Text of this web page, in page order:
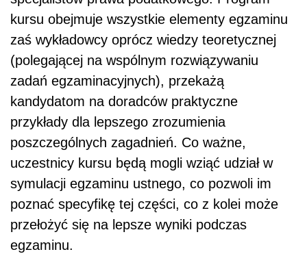
kursu obejmuje wszystkie elementy egzaminu
zaś wykładowcy oprócz wiedzy teoretycznej
(polegającej na wspólnym rozwiązywaniu
zadań egzaminacyjnych), przekażą
kandydatom na doradców praktyczne
przykłady dla lepszego zrozumienia
poszczególnych zagadnień. Co ważne,
uczestnicy kursu będą mogli wziąć udział w
symulacji egzaminu ustnego, co pozwoli im
poznać specyfikę tej części, co z kolei może
przełożyć się na lepsze wyniki podczas
egzaminu.